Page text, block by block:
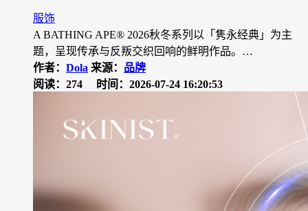
服饰
A BATHING APE® 2026秋冬系列以「隽永经典」为主
题，呈现传承与反叛交织回响的鲜明作品。…
作者： Dola 来源： 品牌
阅读：274
时间：2026-07-24 16:20:53